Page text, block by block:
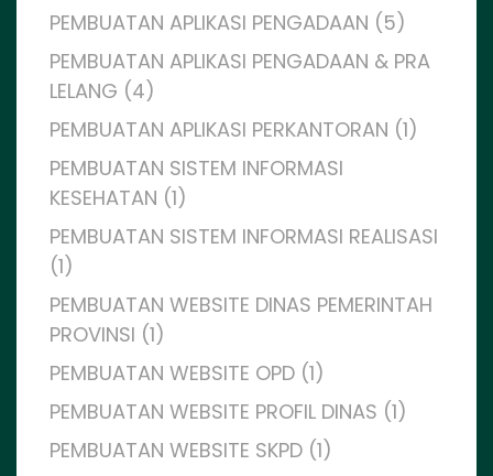
PEMBUATAN APLIKASI PENGADAAN (5)
PEMBUATAN APLIKASI PENGADAAN & PRA
LELANG (4)
PEMBUATAN APLIKASI PERKANTORAN (1)
PEMBUATAN SISTEM INFORMASI
KESEHATAN (1)
PEMBUATAN SISTEM INFORMASI REALISASI
(1)
PEMBUATAN WEBSITE DINAS PEMERINTAH
PROVINSI (1)
PEMBUATAN WEBSITE OPD (1)
PEMBUATAN WEBSITE PROFIL DINAS (1)
PEMBUATAN WEBSITE SKPD (1)